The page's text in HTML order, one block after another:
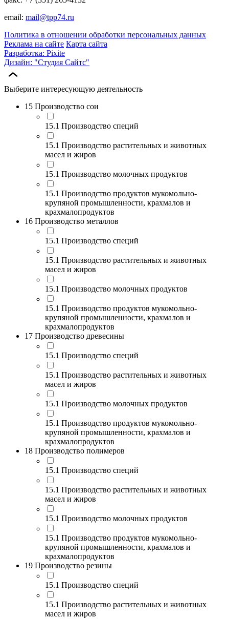
email: mail@tpp74.ru
Политика в отношении обработки персональных данных
Реклама на сайте Карта сайта
Разработка: Pixite
Дизайн: "Студия Сайтс"
Выберите интересующую деятельность
15 Производство сои
15.1 Производство специй
15.1 Производство растительных и животных
масел и жиров
15.1 Производство молочных продуктов
15.1 Производство продуктов мукомольно-
крупяной промышленности, крахмалов и
крахмалопродуктов
16 Производство металлов
15.1 Производство специй
15.1 Производство растительных и животных
масел и жиров
15.1 Производство молочных продуктов
15.1 Производство продуктов мукомольно-
крупяной промышленности, крахмалов и
крахмалопродуктов
17 Производство древесины
15.1 Производство специй
15.1 Производство растительных и животных
масел и жиров
15.1 Производство молочных продуктов
15.1 Производство продуктов мукомольно-
крупяной промышленности, крахмалов и
крахмалопродуктов
18 Производство полимеров
15.1 Производство специй
15.1 Производство растительных и животных
масел и жиров
15.1 Производство молочных продуктов
15.1 Производство продуктов мукомольно-
крупяной промышленности, крахмалов и
крахмалопродуктов
19 Производство резины
15.1 Производство специй
15.1 Производство растительных и животных
масел и жиров